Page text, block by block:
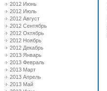
2012 Июнь
2012 Июль
2012 Август
2012 Сентябрь
2012 Октябрь
2012 Ноябрь
2012 Декабрь
2013 Январь
2013 Февраль
2013 Март
2013 Апрель
2013 Май